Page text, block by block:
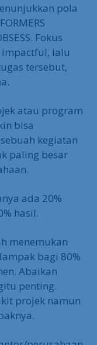
pola
Fokus
impactful, lalu
tersebut,
atau program
bisa
kegiatan
paling besar
ada 20%
hasil.
menemukan
bagi 80%
Abaikan
penting.
projek namun